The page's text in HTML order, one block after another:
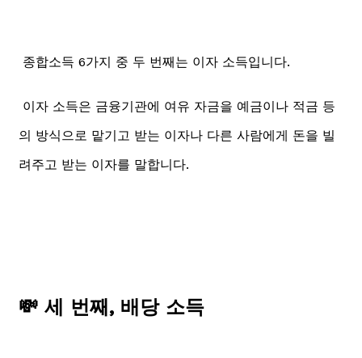
종합소득 6가지 중 두 번째는 이자 소득입니다.
이자 소득은 금융기관에 여유 자금을 예금이나 적금 등
의 방식으로 맡기고 받는 이자나 다른 사람에게 돈을 빌
려주고 받는 이자를 말합니다.
💸 세 번째, 배당 소득